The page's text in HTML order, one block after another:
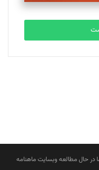
در حال مطالعه وبسایت ماهنامه